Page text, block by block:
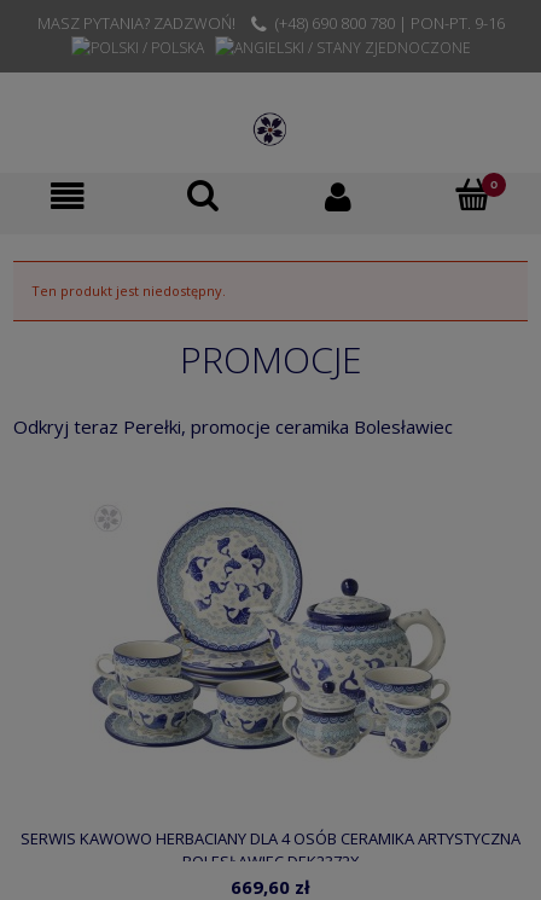
MASZ PYTANIA? ZADZWOŃ! (+48) 690 800 780 | PON-PT. 9-16
Ten produkt jest niedostępny.
PROMOCJE
Odkryj teraz Perełki, promocje ceramika Bolesławiec
SERWIS KAWOWO HERBACIANY DLA 4 OSÓB CERAMIKA ARTYSTYCZNA
BOLESŁAWIEC DEK2372X
669,60 zł